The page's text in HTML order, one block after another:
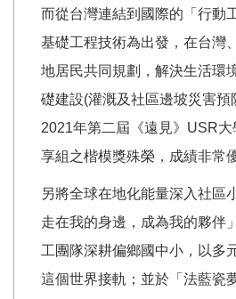
而從台灣連結到國際的「行動
基礎工程技術為出發，在台灣
地居民共同規劃，解決生活環
礎建設(灌溉及社區邊坡災害預
2021年第二屆《遠見》USR
享組之楷模獎殊榮，成績非常
另將全球在地化能量深入社區
走在我的身邊，成為我的夥伴
工團隊深耕偏鄉國中小，以多
這個世界接軌；並於「法藍瓷